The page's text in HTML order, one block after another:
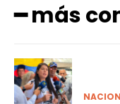
━ más